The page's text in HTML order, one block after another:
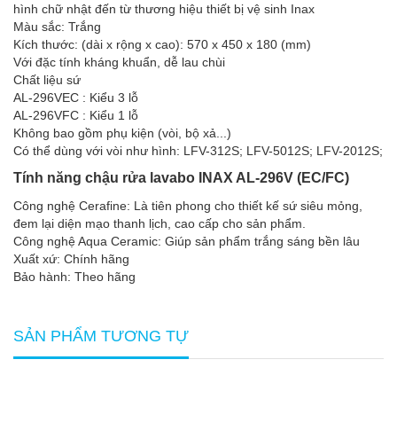
hình chữ nhật đến từ thương hiệu thiết bị vệ sinh Inax
Màu sắc: Trắng
Kích thước: (dài x rộng x cao): 570 x 450 x 180 (mm)
Với đặc tính kháng khuẩn, dễ lau chùi
Chất liệu sứ
AL-296VEC : Kiểu 3 lỗ
AL-296VFC : Kiểu 1 lỗ
Không bao gồm phụ kiện (vòi, bộ xả...)
Có thể dùng với vòi như hình: LFV-312S; LFV-5012S; LFV-2012S;
Tính năng chậu rửa lavabo INAX AL-296V (EC/FC)
Công nghệ Cerafine: Là tiên phong cho thiết kế sứ siêu mỏng,
đem lại diện mạo thanh lịch, cao cấp cho sản phẩm.
Công nghệ Aqua Ceramic: Giúp sản phẩm trắng sáng bền lâu
Xuất xứ: Chính hãng
Bảo hành: Theo hãng
SẢN PHẨM TƯƠNG TỰ